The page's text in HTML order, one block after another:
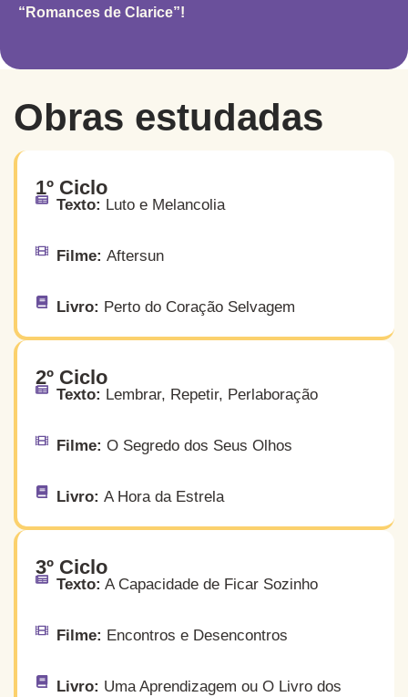
“Romances de Clarice”!
Obras estudadas
1º Ciclo
Texto: Luto e Melancolia
Filme: Aftersun
Livro: Perto do Coração Selvagem
2º Ciclo
Texto: Lembrar, Repetir, Perlaboração
Filme: O Segredo dos Seus Olhos
Livro: A Hora da Estrela
3º Ciclo
Texto: A Capacidade de Ficar Sozinho
Filme: Encontros e Desencontros
Livro: Uma Aprendizagem ou O Livro dos